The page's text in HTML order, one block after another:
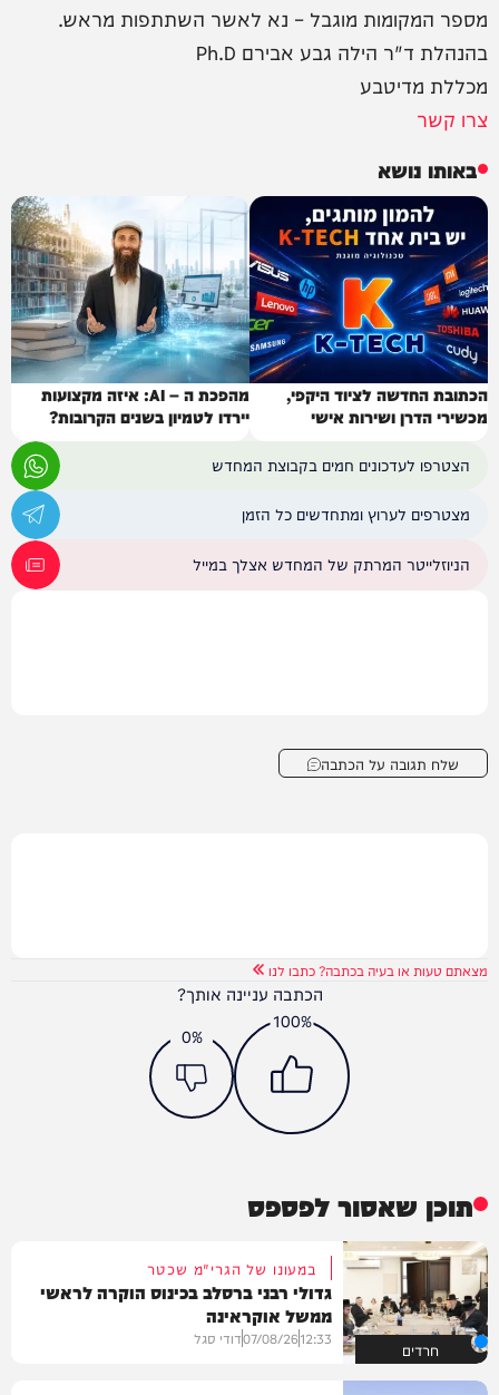
מספר המקומות מוגבל – נא לאשר השתתפות מראש.
בהנהלת ד"ר הילה גבע אבירם Ph.D
מכללת מדיטבע
צרו קשר
באותו נושא
הכתובת החדשה לציוד היקפי,
מכשירי הדרן ושירות אישי
מהפכת ה – AI: איזה מקצועות
יירדו לטמיון בשנים הקרובות?
הצטרפו לעדכונים חמים בקבוצת המחדש
מצטרפים לערוץ ומתחדשים כל הזמן
הניוזלייטר המרתק של המחדש אצלך במייל
שלח תגובה על הכתבה
מצאתם טעות או בעיה בכתבה? כתבו לנו
הכתבה עניינה אותך?
100%
0%
תוכן שאסור לפספס
חרדים
במעונו של הגרי"מ שכטר
גדולי רבני ברסלב בכינוס הוקרה לראשי
ממשל אוקראינה
12:33
07/08/26דודי סגל